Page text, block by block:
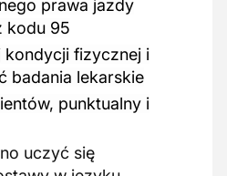
prawa jazdy
kodu 95
kondycji fizycznej i
badania lekarskie
punktualny i
uczyć się